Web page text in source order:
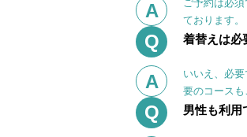
A
ご予約は必
ております
Q 着替えは必
A
いいえ、必
要のコースも
Q 男性も利用